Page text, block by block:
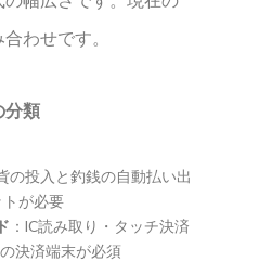
わせです。
分類
の投入と釣銭の自動払い出
が必要
：IC読み取り・タッチ決済
決済端末が必須